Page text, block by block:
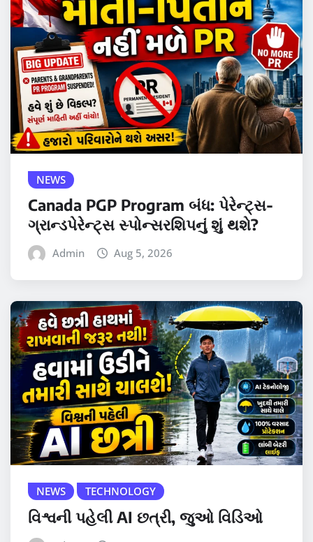
NEWS
Canada PGP Program બંધ: પેરેન્ટ્સ-
ગ્રાન્ડપેરેન્ટ્સ સ્પોન્સરશિપનું શું થશે?
Admin Aug 5, 2026
NEWS TECHNOLOGY
વિશ્વની પહેલી AI છત્રી, જુઓ વિડિઓ